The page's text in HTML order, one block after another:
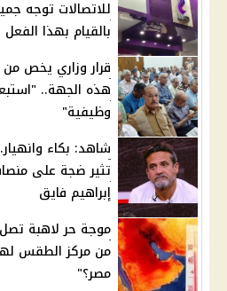
للاتصالات توجه
بالقيام بهذا الفعل
قرار وزاري يخص
هذه الجهة..
وظيفية"
شاهد: بكاء
تثير ضجة على
إبراهيم فايق
من مركز الطقس
مصر؟"